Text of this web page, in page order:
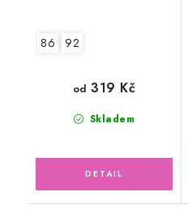
86 92
Skladem
od 319 Kč